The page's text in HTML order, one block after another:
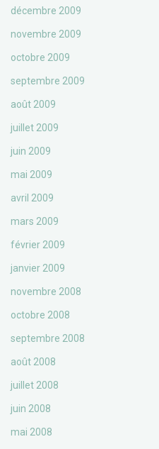
décembre 2009
novembre 2009
octobre 2009
septembre 2009
août 2009
juillet 2009
juin 2009
mai 2009
avril 2009
mars 2009
février 2009
janvier 2009
novembre 2008
octobre 2008
septembre 2008
août 2008
juillet 2008
juin 2008
mai 2008